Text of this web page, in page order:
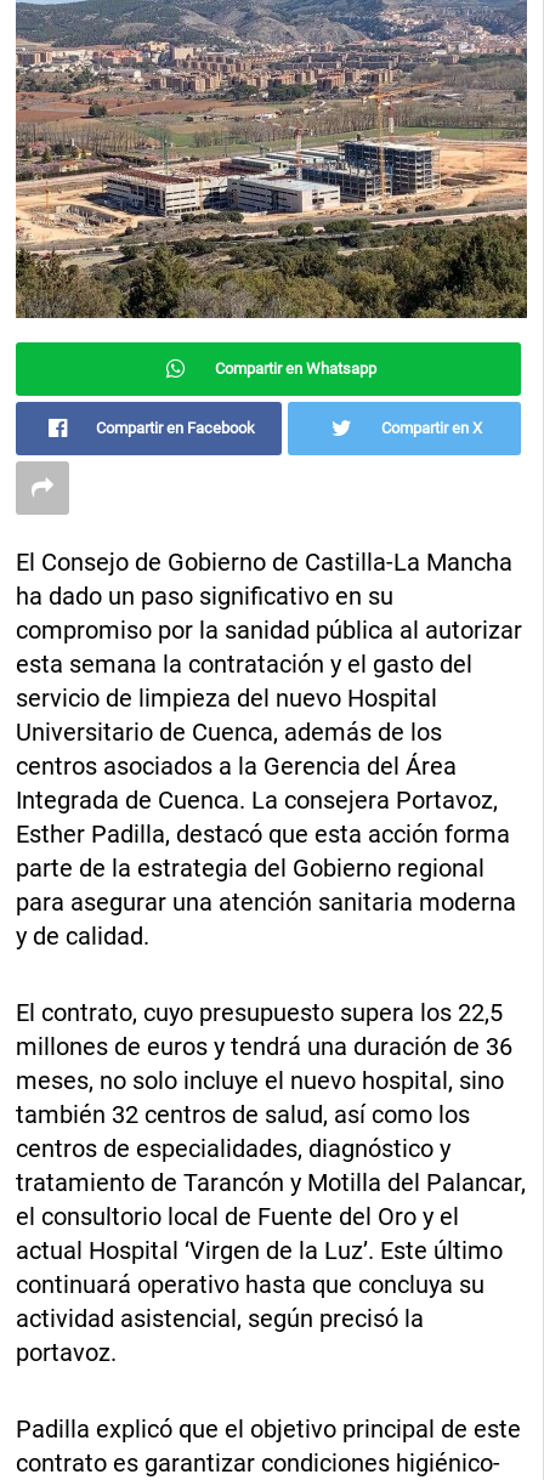
Compartir en Whatsapp
Compartir en Facebook Compartir en X
El Consejo de Gobierno de Castilla-La Mancha
ha dado un paso significativo en su
compromiso por la sanidad pública al autorizar
esta semana la contratación y el gasto del
servicio de limpieza del nuevo Hospital
Universitario de Cuenca, además de los
centros asociados a la Gerencia del Área
Integrada de Cuenca. La consejera Portavoz,
Esther Padilla, destacó que esta acción forma
parte de la estrategia del Gobierno regional
para asegurar una atención sanitaria moderna
y de calidad.
El contrato, cuyo presupuesto supera los 22,5
millones de euros y tendrá una duración de 36
meses, no solo incluye el nuevo hospital, sino
también 32 centros de salud, así como los
centros de especialidades, diagnóstico y
tratamiento de Tarancón y Motilla del Palancar,
el consultorio local de Fuente del Oro y el
actual Hospital ‘Virgen de la Luz’. Este último
continuará operativo hasta que concluya su
actividad asistencial, según precisó la
portavoz.
Padilla explicó que el objetivo principal de este
contrato es garantizar condiciones higiénico-